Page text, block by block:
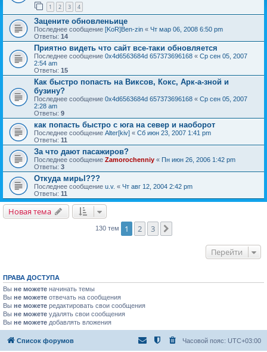
1 2 3 4
Зацените обновленьице
Последнее сообщение [KoR]Ben-zin « Чт мар 06, 2008 6:50 pm
Ответы: 14
Приятно видеть что сайт все-таки обновляется
Последнее сообщение 0x4d6563684d 657373696168 « Ср сен 05, 2007
2:54 am
Ответы: 15
Как быстро попасть на Виксов, Кокс, Арк-а-зной и
бузину?
Последнее сообщение 0x4d6563684d 657373696168 « Ср сен 05, 2007
2:28 am
Ответы: 9
как попасть быстро с юга на север и наоборот
Последнее сообщение Alter[kiv] « Сб июн 23, 2007 1:41 pm
Ответы: 11
За что дают пасажиров?
Последнее сообщение Zamorochenniy « Пн июн 26, 2006 1:42 pm
Ответы: 3
Откуда мирьl???
Последнее сообщение u.v. « Чт авг 12, 2004 2:42 pm
Ответы: 11
Новая тема
130 тем 1 2 3
Перейти
ПРАВА ДОСТУПА
Вы не можете начинать темы
Вы не можете отвечать на сообщения
Вы не можете редактировать свои сообщения
Вы не можете удалять свои сообщения
Вы не можете добавлять вложения
Список форумов Часовой пояс: UTC+03:00